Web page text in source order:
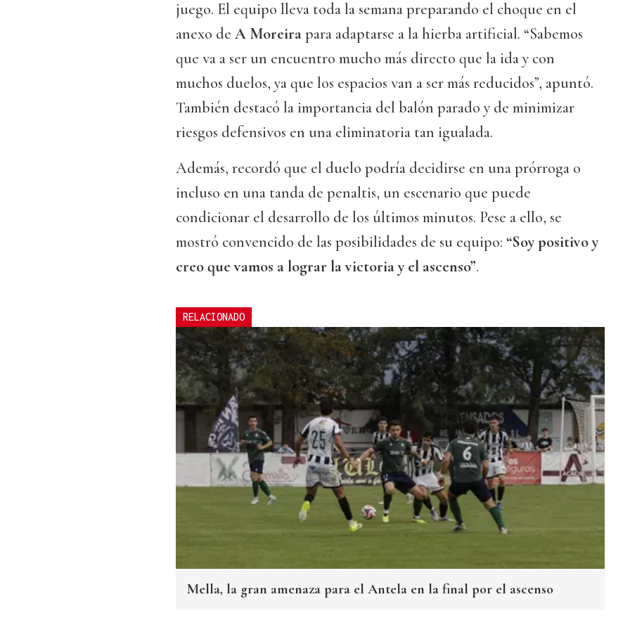
juego. El equipo lleva toda la semana preparando el choque en el
anexo de A Moreirapara adaptarse a la hierba artificial. “Sabemos
que va a ser un encuentro mucho más directo que la ida y con
muchos duelos, ya que los espacios van a ser más reducidos”, apuntó.
También destacó la importancia del balón parado y de minimizar
riesgos defensivos en una eliminatoria tan igualada.
Además, recordó que el duelo podría decidirse en una prórroga o
incluso en una tanda de penaltis, un escenario que puede
condicionar el desarrollo de los últimos minutos. Pese a ello, se
mostró convencido de las posibilidades de su equipo: “Soy positivo y
creo que vamos a lograr la victoria y el ascenso”.
RELACIONADO
Mella, la gran amenaza para el Antela en la final por el ascenso